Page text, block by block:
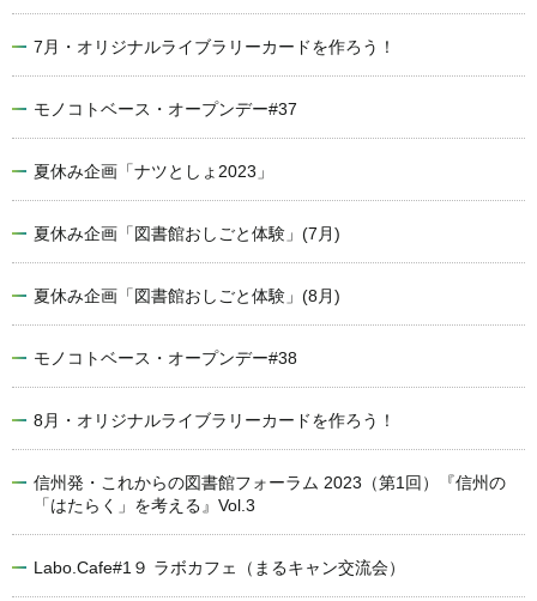
7月・オリジナルライブラリーカードを作ろう！
モノコトベース・オープンデー#37
夏休み企画「ナツとしょ2023」
夏休み企画「図書館おしごと体験」(7月)
夏休み企画「図書館おしごと体験」(8月)
モノコトベース・オープンデー#38
8月・オリジナルライブラリーカードを作ろう！
信州発・これからの図書館フォーラム 2023（第1回）『信州の
「はたらく」を考える』Vol.3
Labo.Cafe#1９ ラボカフェ（まるキャン交流会）